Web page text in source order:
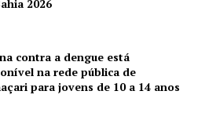
2026
contra a dengue está
na rede pública de
para jovens de 10 a 14 anos